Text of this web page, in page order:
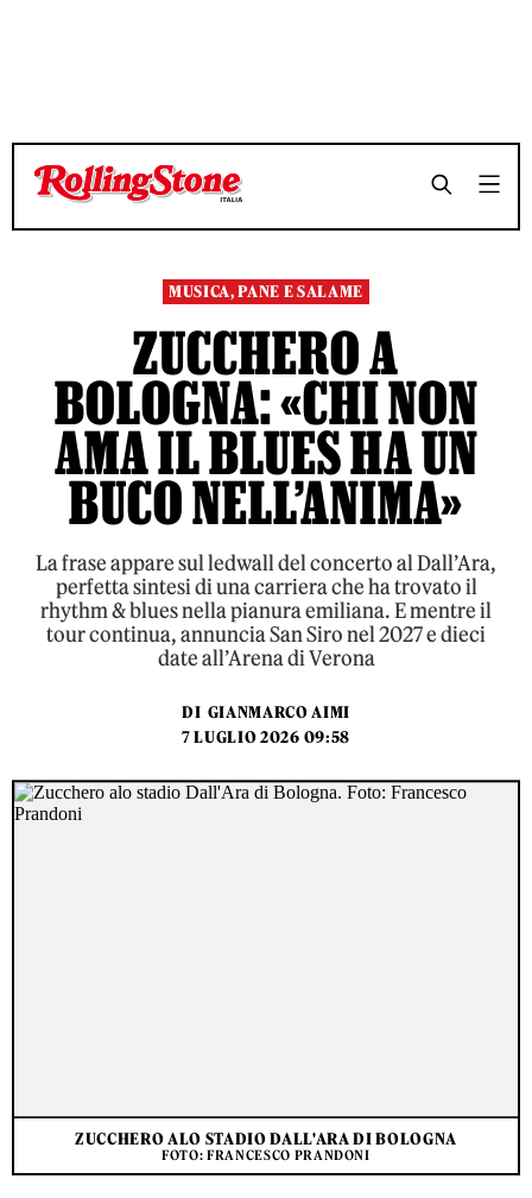
TEMPO DI LETTURA 9 MINUTI SHARE
TEMPO DI LETTURA 9 MINUTI SHARE
MUSICA, PANE E SALAME
ZUCCHERO A
BOLOGNA: «CHI NON
AMA IL BLUES HA UN
BUCO NELL’ANIMA»
La frase appare sul ledwall del concerto al Dall’Ara,
perfetta sintesi di una carriera che ha trovato il
rhythm & blues nella pianura emiliana. E mentre il
tour continua, annuncia San Siro nel 2027 e dieci
date all’Arena di Verona
DI GIANMARCO AIMI
7 LUGLIO 2026 09:58
ZUCCHERO ALO STADIO DALL'ARA DI BOLOGNA
FOTO: FRANCESCO PRANDONI